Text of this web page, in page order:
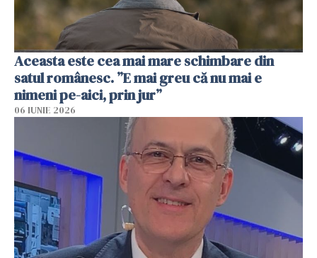
Aceasta este cea mai mare schimbare din
satul românesc. ”E mai greu că nu mai e
nimeni pe-aici, prin jur”
06 IUNIE 2026